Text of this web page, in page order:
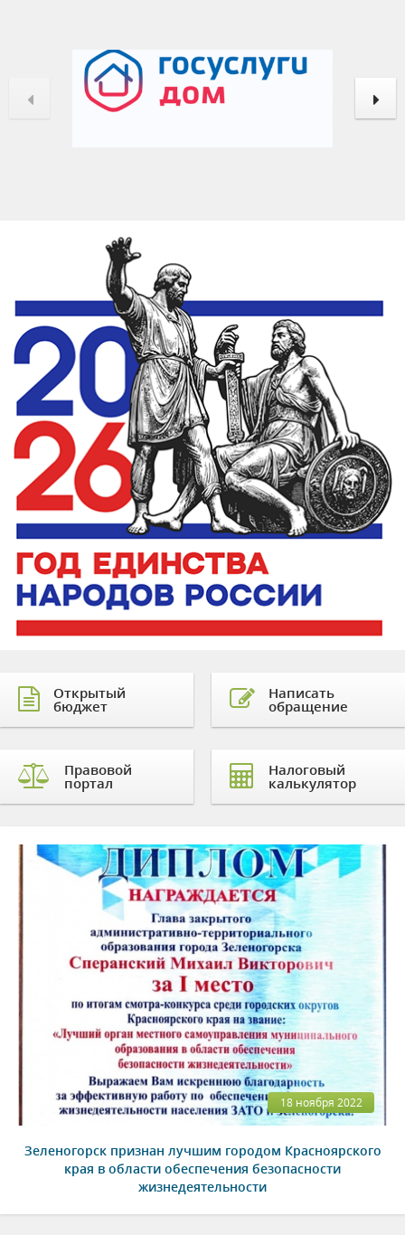
Открытый
бюджет
Правовой
портал
Написать
обращение
Налоговый
калькулятор
18 ноября 2022
Зеленогорск признан лучшим городом Красноярского
края в области обеспечения безопасности
жизнедеятельности